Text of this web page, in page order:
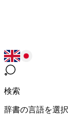
検索
辞書の言語を選